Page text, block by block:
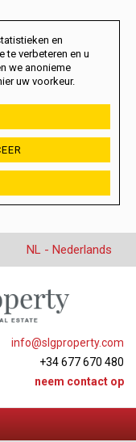
en
te verbeteren en u
we anonieme
uw voorkeur.
NL - Nederlands
info@slgproperty.com
+34 677 670 480
neem contact op